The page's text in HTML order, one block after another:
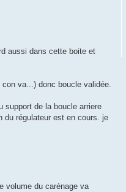
aussi dans cette boite et
va...) donc boucle validée.
support de la boucle arriere
du régulateur est en cours. je
volume du carénage va